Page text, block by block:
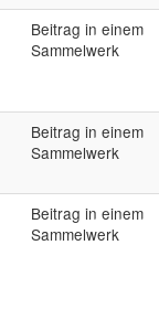
Beitrag in einem
Sammelwerk
Beitrag in einem
Sammelwerk
Beitrag in einem
Sammelwerk